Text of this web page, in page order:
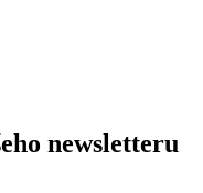
newsletteru